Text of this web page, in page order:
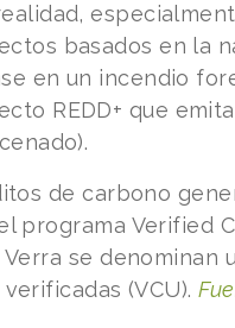
basados en la
en un incendio
REDD+ que
de carbono
programa Verified
Verra se denominan
(VCU).